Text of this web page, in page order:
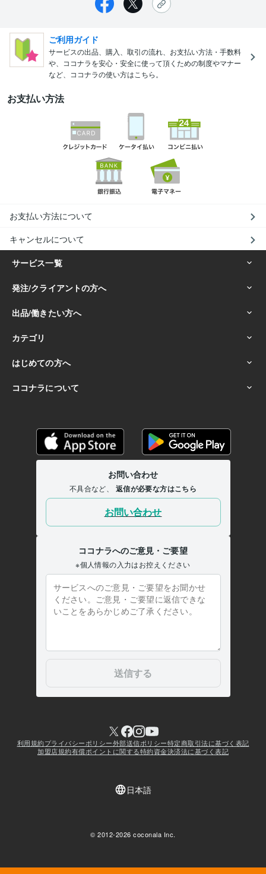
ご利用ガイド
サービスの出品、購入、取引の流れ、お支払い方法・手数料
や、ココナラを安心・安全に使って頂くための制度やマナー
など、ココナラの使い方はこちら。
お支払い方法
お支払い方法について
キャンセルについて